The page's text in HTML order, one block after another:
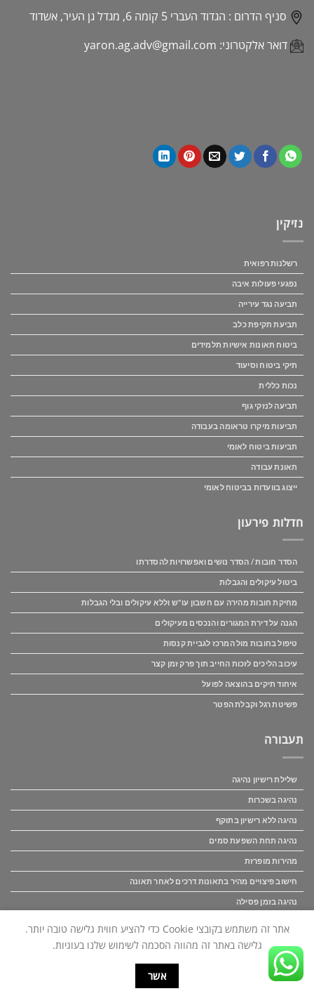
סניף הדרום : הגדוד העברי 5 קומה 6, מגדל גן העיר, אשדוד
דואר אלקטרוני: yaron.ag.adv@gmail.com
נזיקין
רשלנות רפואית
נפגעי פעולות איבה
תביעה נגד עירייה
תביעת תקיפת כלב
ביטוח תאונות אישיות תלמידים
תיקי ביטוח וסיעוד
נכות כללית
תביעה לנזקי גוף
תביעות מיקרו טראומה בעבודה
תביעות ביטוח לאומי
תאונת עבודה
ייצוג בוועדות בביטוח לאומי
חדלות פירעון
הסדר חובות / הסדר נושים ואפשרויות להסדרתו
ביטול עיקולים והגבלות
מחיקת חובות מהירה עם חשבון עו"ש וללא עיקולים ובלי הגבלות
הגנה על דירת המגורים והנכסים מעיקולים
טיפול בחובות מול המרכז לגביית קנסות
עיכוב הליכים לזכות החייב תוך פרק זמן קצר
איחוד תיקים בהוצאה לפועל
פשיטת רגל וקבלת הפטר
תעבורה
שלילת רישיון נהיגה
נהיגה בשכרות
נהיגה ללא רישיון בתוקף
נהיגה תחת השפעת סמים
מהירות מופרזת
חישוב פיצויים מהיר בתאונות דרכים לאחר תאונה
נהיגה בזמן פסילה
לצלם.
אתר זה משתמש בקובצי Cookie כדי להציע חווית גלישה טובה יותר.
גלישה באתר זה מהווה הסכמה לשימוש שלנו בעוגיות.
אשר